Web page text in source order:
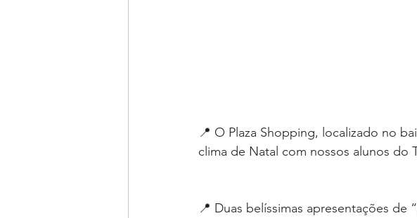
📍 O Plaza Shopping, localizado no
clima de Natal com nossos alunos do
📍 Duas belíssimas apresentações de